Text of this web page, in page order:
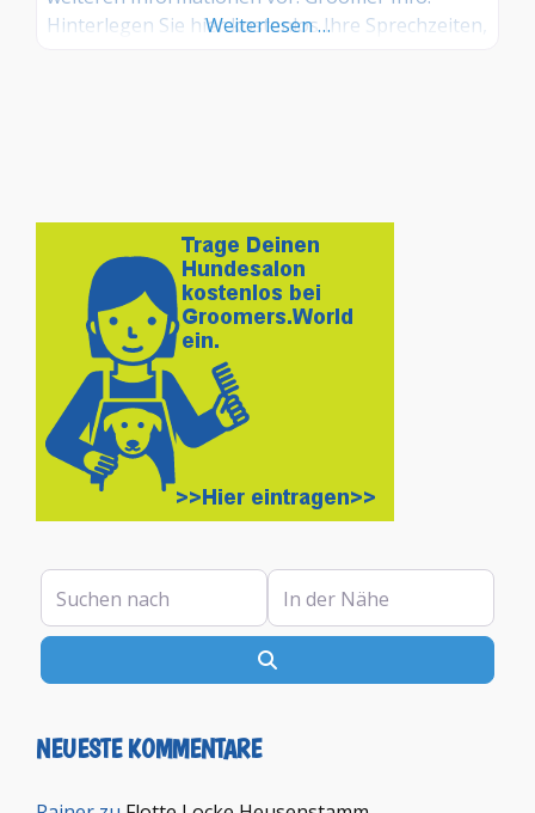
Hinterlegen Sie hier kostenlos Ihre Sprechzeiten,
Weiterlesen …
Suchen nach In der Nähe
NEUESTE KOMMENTARE